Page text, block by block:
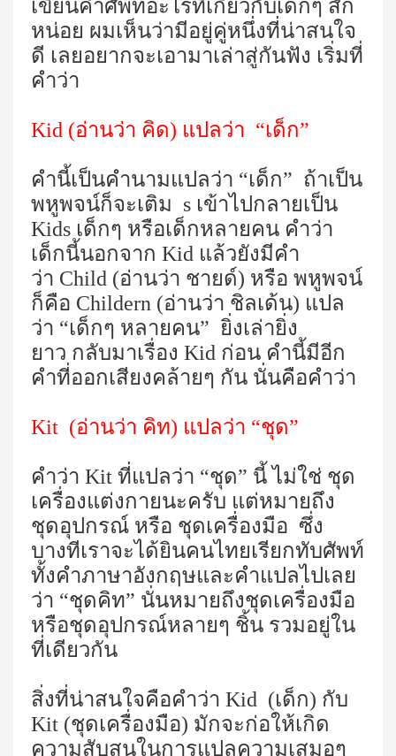
เขียนคำศัพท์อะไรที่เกี่ยวกับเด็กๆ สัก
หน่อย ผมเห็นว่ามีอยู่คู่หนึ่งที่น่าสนใจ
ดี เลยอยากจะเอามาเล่าสู่กันฟัง เริ่มที่
คำว่า
Kid (อ่านว่า คิด) แปลว่า “เด็ก”
คำนี้เป็นคำนามแปลว่า “เด็ก” ถ้าเป็น
พหูพจน์ก็จะเติม s เข้าไปกลายเป็น
Kids เด็กๆ หรือเด็กหลายคน คำว่า
เด็กนี้นอกจาก Kid แล้วยังมีคำ
ว่า Child (อ่านว่า ชายด์) หรือ พหูพจน์
ก็คือ Childern (อ่านว่า ชิลเด้น) แปล
ว่า “เด็กๆ หลายคน” ยิ่งเล่ายิ่ง
ยาว กลับมาเรื่อง Kid ก่อน คำนี้มีอีก
คำที่ออกเสียงคล้ายๆ กัน นั่นคือคำว่า
Kit (อ่านว่า คิท) แปลว่า “ชุด”
คำว่า Kit ที่แปลว่า “ชุด” นี้ ไม่ใช่ ชุด
เครื่องแต่งกายนะครับ แต่หมายถึง
ชุดอุปกรณ์ หรือ ชุดเครื่องมือ ซึ่ง
บางทีเราจะได้ยินคนไทยเรียกทับศัพท์
ทั้งคำภาษาอังกฤษและคำแปลไปเลย
ว่า “ชุดคิท” นั่นหมายถึงชุดเครื่องมือ
หรือชุดอุปกรณ์หลายๆ ชิ้น รวมอยู่ใน
ที่เดียวกัน
สิ่งที่น่าสนใจคือคำว่า Kid (เด็ก) กับ
Kit (ชุดเครื่องมือ) มักจะก่อให้เกิด
ความสับสนในการแปลความเสมอๆ